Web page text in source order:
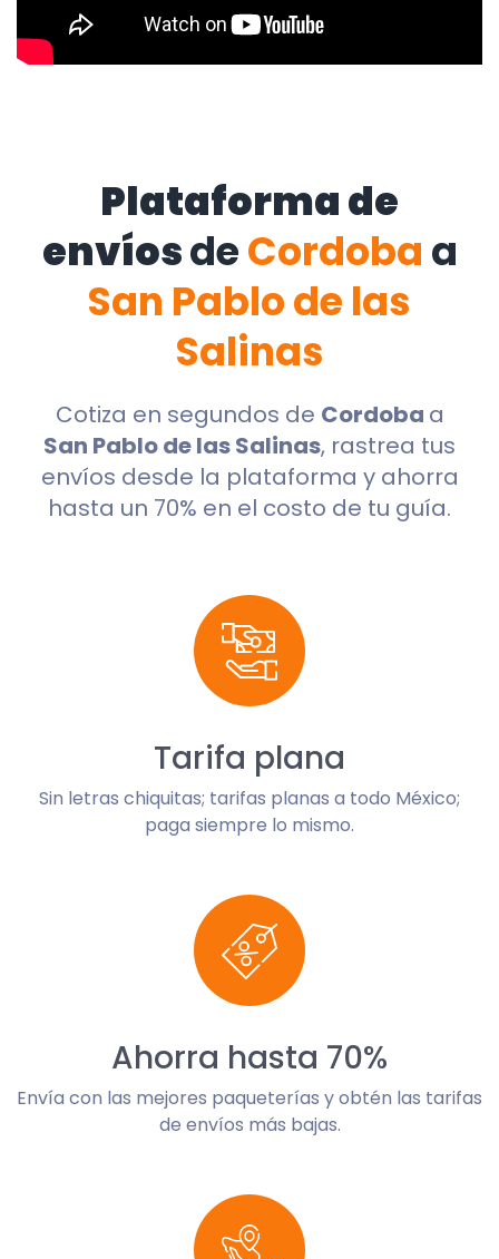
Plataforma de
envíosdeCordoba a
San Pablo de las
Salinas
Cotiza en segundos de Cordoba a
San Pablo de las Salinas, rastrea tus
envíos desde la plataforma y ahorra
hasta un 70% en el costo de tu guía.
Tarifa plana
Sin letras chiquitas; tarifas planas a todo México;
paga siempre lo mismo.
Ahorra hasta 70%
Envía con las mejores paqueterías y obtén las tarifas
de envíos más bajas.